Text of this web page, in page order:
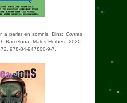
a parlar en somnis. Dins: Contes
. Barcelona: Males Herbes, 2020.
978-84-947800-9-7.